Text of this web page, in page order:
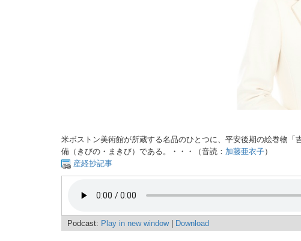
米ボストン美術館が所蔵する名品のひとつに、平安後期の絵巻物
備（きびの・まきび）である。・・・（音読： 加藤亜衣子）
産経抄記事
Podcast: Play in new window| Download